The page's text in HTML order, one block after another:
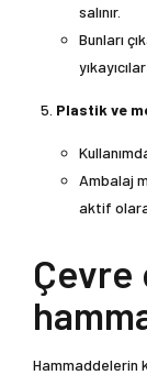
salınır.
Bunları
Plastik ve
Ambalaj
aktif
Çevre
Hammaddelerin